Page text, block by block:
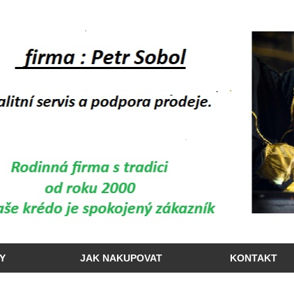
JAK NAKUPOVAT KONTAKT